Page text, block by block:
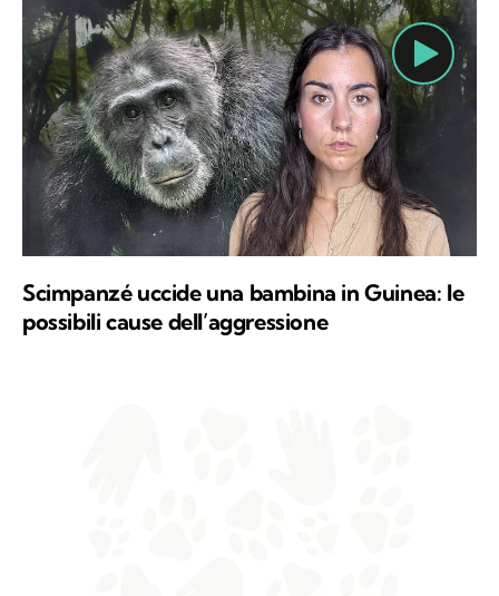
Scimpanzé uccide una bambina in Guinea: le
possibili cause dell’aggressione